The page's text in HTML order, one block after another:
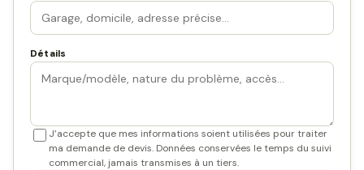
Détails
J’accepte que mes informations soient utilisées pour traiter
ma demande de devis. Données conservées le temps du suivi
commercial, jamais transmises à un tiers.